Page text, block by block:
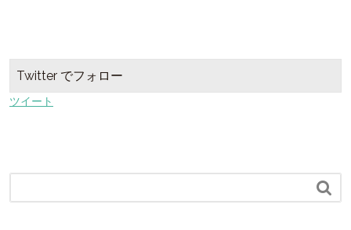
Twitter でフォロー
ツイート
